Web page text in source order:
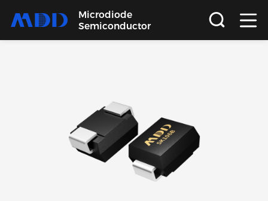
Microdiode
Semiconductor